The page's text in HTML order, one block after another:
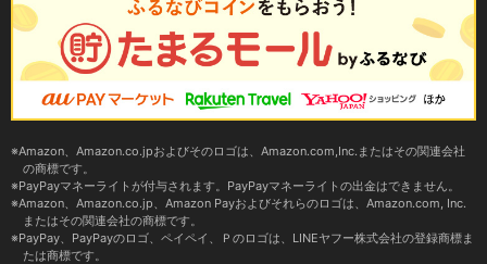
Amazon、Amazon.co.jpおよびそのロゴは、Amazon.com,Inc.またはその関連会社
の商標です。
PayPayマネーライトが付与されます。PayPayマネーライトの出金はできません。
Amazon、Amazon.co.jp、Amazon Payおよびそれらのロゴは、Amazon.com, Inc.
またはその関連会社の商標です。
PayPay、PayPayのロゴ、ペイペイ、Ｐのロゴは、LINEヤフー株式会社の登録商標ま
たは商標です。